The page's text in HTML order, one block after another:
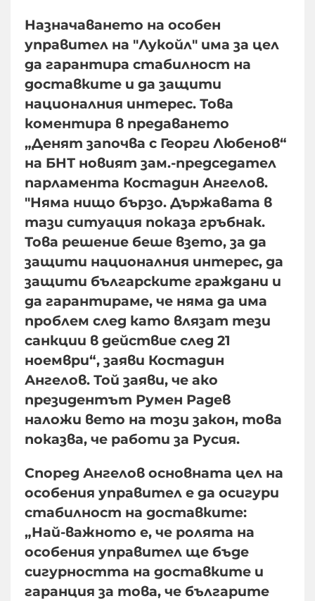
Назначаването на особен
управител на "Лукойл" има за цел
да гарантира стабилност на
доставките и да защити
националния интерес. Това
коментира в предаването
„Денят започва с Георги Любенов“
на БНТ новият зам.-председател
парламента Костадин Ангелов.
"Няма нищо бързо. Държавата в
тази ситуация показа гръбнак.
Това решение беше взето, за да
защити националния интерес, да
защити българските граждани и
да гарантираме, че няма да има
проблем след като влязат тези
санкции в действие след 21
ноември“, заяви Костадин
Ангелов. Той заяви, че ако
президентът Румен Радев
наложи вето на този закон, това
показва, че работи за Русия.
Според Ангелов основната цел на
особения управител е да осигури
стабилност на доставките:
„Най-важното е, че ролята на
особения управител ще бъде
сигурността на доставките и
гаранция за това, че българите